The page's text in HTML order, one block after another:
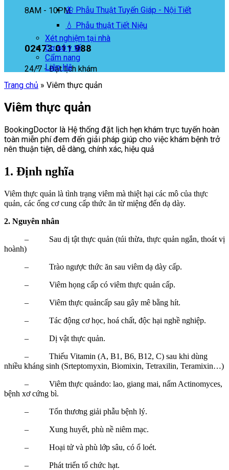
8AM - 10PM
02473 011 988
24/7 - Đặt lịch khám
🦋 Phẫu Thuật Tuyến Giáp - Nội Tiết
💧 Phẫu thuật Tiết Niệu
Xét nghiệm tại nhà
Cơ sở y tế
Cẩm nang
Liên Hệ
Trang chủ » Viêm thực quản
Viêm thực quản
BookingDoctor là Hệ thống đặt lịch hẹn khám trực tuyến hoàn
toàn miễn phí đem đến giải pháp giúp cho việc khám bệnh trở
nên thuận tiện, dễ dàng, chính xác, hiệu quả
1. Định nghĩa
Viêm thực quản là tình trạng viêm mà thiệt hại các mô của thực
quản, các ống cơ cung cấp thức ăn từ miệng đến dạ dày.
2. Nguyên nhân
– Sau dị tật thực quản (túi thừa, thực quản ngắn, thoát vị
hoành)
– Trào ngược thức ăn sau viêm dạ dày cấp.
– Viêm họng cấp có viêm thực quản cấp.
– Viêm thực quảncấp sau gây mê bằng hít.
– Tác động cơ học, hoá chất, độc hại nghề nghiệp.
– Dị vật thực quản.
– Thiếu Vitamin (A, B1, B6, B12, C) sau khi dùng
nhiều kháng sinh (Srteptomyxin, Biomixin, Tetraxilin, Teramixin…)
– Viêm thực quảndo: lao, giang mai, nấm Actinomyces,
bệnh xơ cứng bì.
– Tổn thương giải phẫu bệnh lý.
– Xung huyết, phù nề niêm mạc.
– Hoại tử và phù lớp sâu, có ổ loét.
– Phát triển tổ chức hạt.